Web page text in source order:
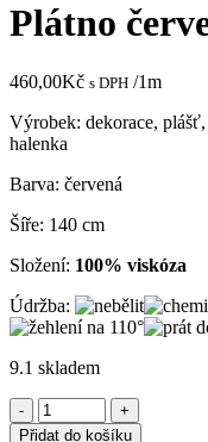
Plátno
460,00Kč s DPH /1m
Výrobek: dekorace, plášť,
halenka
Barva: červená
Šíře: 140 cm
Složení: 100% viskóza
Údržba:
9.1 skladem
Plátno
červené
Přidat do košíku